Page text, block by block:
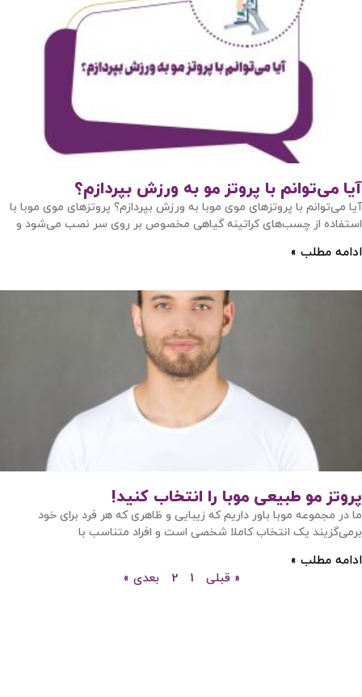
آیا می‌توانم با پروتز مو به ورزش بپردازم؟
آیا می‌توانم با پروتزهای موی موبا به ورزش بپردازم؟ پروتزهای موی موبا با
استفاده از چسب‌های کراتینه گیاهی مخصوص بر روی سر نصب می‌شود و
ادامه مطلب »
پروتز مو طبیعی موبا را انتخاب کنید!
ما در مجموعه موبا باور داریم که زیبایی و ظاهری که هر فرد برای خود
برمی‌گزیند یک انتخاب کاملا شخصی است و افراد متناسب با
ادامه مطلب »
« قبلی
1
2 بعدی »
با شماره موبایل
مرا به خاطر بسپار
آیا هنوز عضو نشده اید؟ اکنون ثبت نام کنید